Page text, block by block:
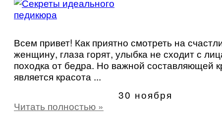
Всем привет! Как приятно смотреть на
женщину, глаза горят, улыбка не сходит с
походка от бедра. Но важной составляющей
является красота ...
30 ноября
Читать полностью »